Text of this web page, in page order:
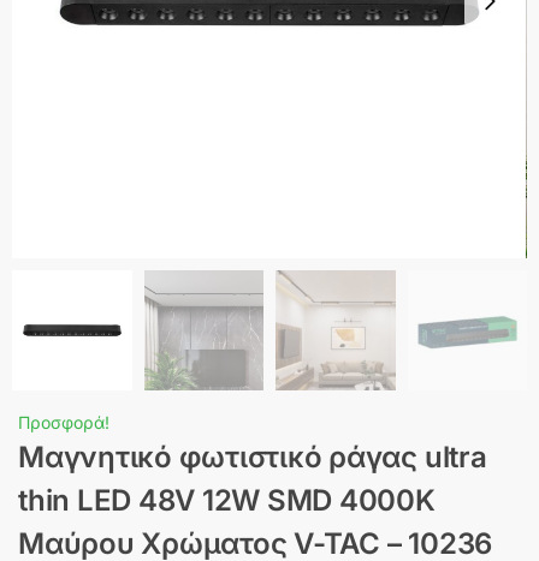
Προσφορά!
Μαγνητικό φωτιστικό ράγας ultra
thin LED 48V 12W SMD 4000K
Μαύρου Χρώματος V-TAC – 10236